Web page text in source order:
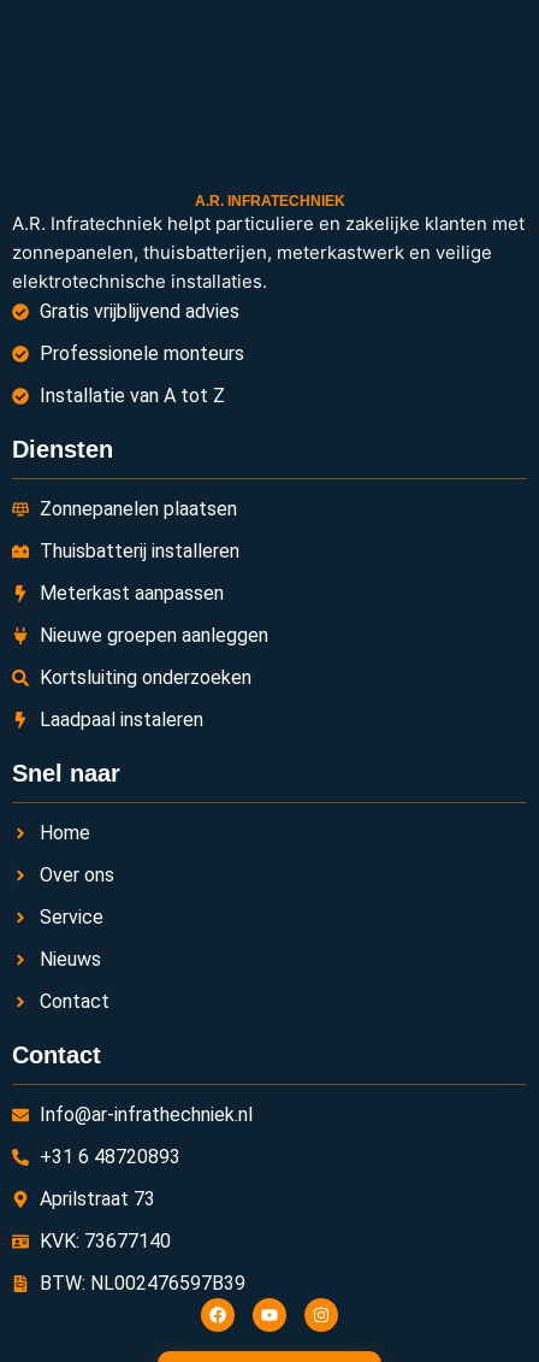
A.R. INFRATECHNIEK
A.R. Infratechniek helpt particuliere en zakelijke klanten met
zonnepanelen, thuisbatterijen, meterkastwerk en veilige
elektrotechnische installaties.
Gratis vrijblijvend advies
Professionele monteurs
Installatie van A tot Z
Diensten
Zonnepanelen plaatsen
Thuisbatterij installeren
Meterkast aanpassen
Nieuwe groepen aanleggen
Kortsluiting onderzoeken
Laadpaal instaleren
Snel naar
Home
Over ons
Service
Nieuws
Contact
Contact
Info@ar-infrathechniek.nl
+31 6 48720893
Aprilstraat 73
KVK: 73677140
BTW: NL002476597B39